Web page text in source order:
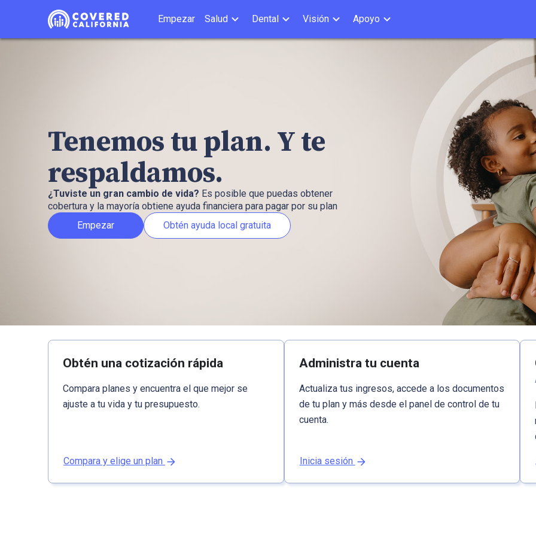
Empezar Salud Dental Visión Apoyo
Tenemos tu plan. Y te
respaldamos.
¿Tuviste un gran cambio de vida? Es posible que puedas obtener
cobertura y la mayoría obtiene ayuda financiera para pagar por su plan
Empezar
Obtén ayuda local gratuita
Obtén una cotización rápida
Compara planes y encuentra el que mejor se
ajuste a tu vida y tu presupuesto.
Compara y elige un plan
Administra tu cuenta
Actualiza tus ingresos, accede a los documentos
de tu plan y más desde el panel de control de tu
cuenta.
Inicia sesión